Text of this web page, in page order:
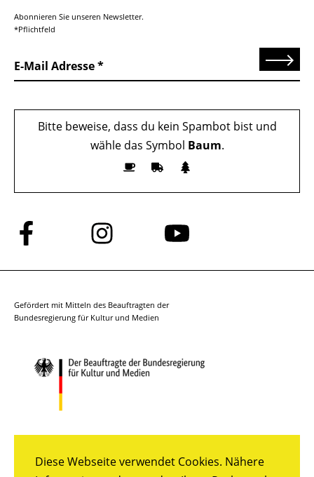
Diese Webseite verwendet Cookies. Nähere
Abonnieren Sie unseren Newsletter.
*Pflichtfeld
E-Mail Adresse Senden
Bitte beweise, dass du kein Spambot bist und
wähle das Symbol Baum.
Folge
uns
auf
Folge
uns
auf
Folge
auf
Gefördert mit Mitteln des Beauftragten der
Bundesregierung für Kultur und Medien